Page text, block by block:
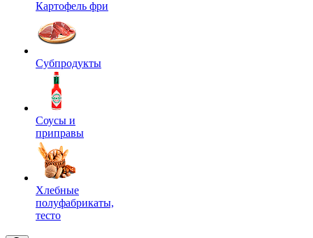
Картофель фри
Субпродукты
Соусы и
приправы
Хлебные
полуфабрикаты,
тесто